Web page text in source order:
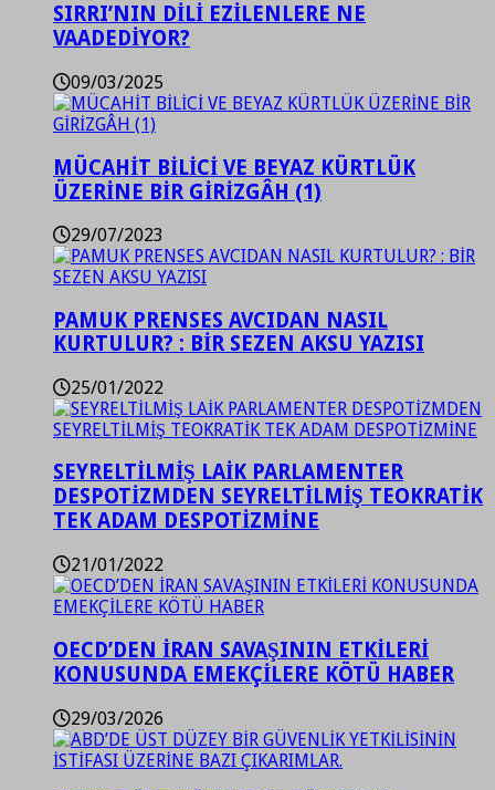
SIRRI’NIN DİLİ EZİLENLERE NE
VAADEDİYOR?
09/03/2025
MÜCAHİT BİLİCİ VE BEYAZ KÜRTLÜK
ÜZERİNE BİR GİRİZGÂH (1)
29/07/2023
PAMUK PRENSES AVCIDAN NASIL
KURTULUR? : BİR SEZEN AKSU YAZISI
25/01/2022
SEYRELTİLMİŞ LAİK PARLAMENTER
DESPOTİZMDEN SEYRELTİLMİŞ TEOKRATİK
TEK ADAM DESPOTİZMİNE
21/01/2022
OECD’DEN İRAN SAVAŞININ ETKİLERİ
KONUSUNDA EMEKÇİLERE KÖTÜ HABER
29/03/2026